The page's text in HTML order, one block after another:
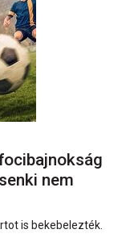
nem
is bekebelezték.